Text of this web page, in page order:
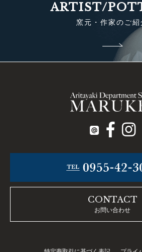
ARTIST/
窯元・作家のご紹
CONTACT
お問い合わせ